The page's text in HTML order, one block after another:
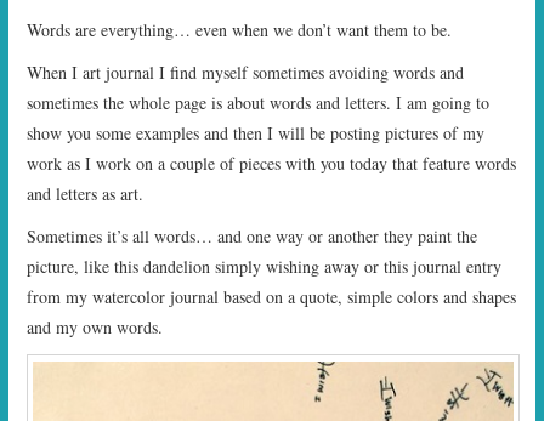
START TIMES
PRIZES
FAQ
CONTACT US
Words are everything… even when we don’t want them to be.
When I art journal I find myself sometimes avoiding words and
sometimes the whole page is about words and letters. I am going to
show you some examples and then I will be posting pictures of my
work as I work on a couple of pieces with you today that feature words
and letters as art.
Sometimes it’s all words… and one way or another they paint the
picture, like this dandelion simply wishing away or this journal entry
from my watercolor journal based on a quote, simple colors and shapes
and my own words.